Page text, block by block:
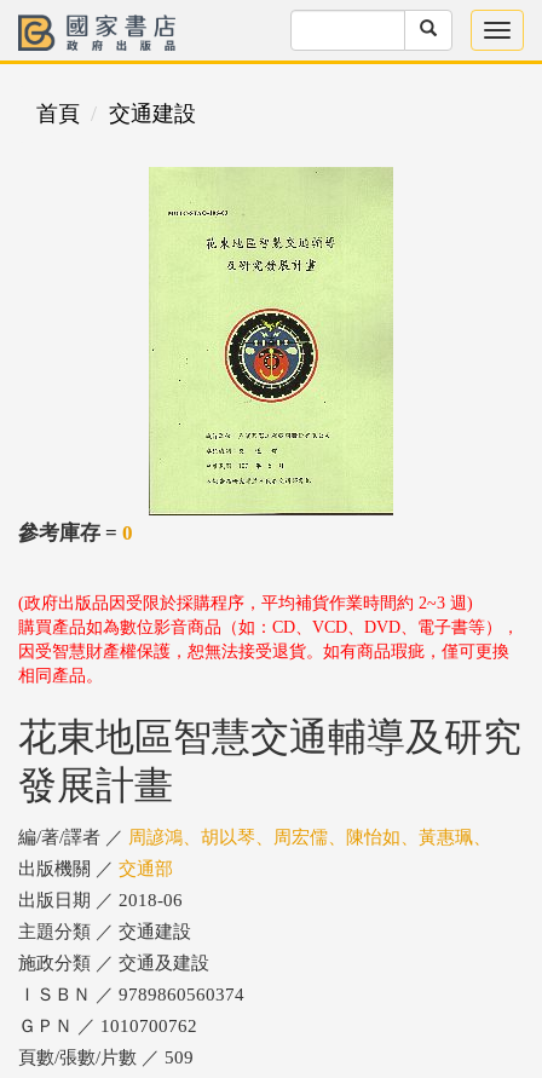
首頁 交通建設
參考庫存 = 0
(政府出版品因受限於採購程序，平均補貨作業時間約 2~3 週)
購買產品如為數位影音商品（如：CD、VCD、DVD、電子書等），
因受智慧財產權保護，恕無法接受退貨。如有商品瑕疵，僅可更換
相同產品。
花東地區智慧交通輔導及研究
發展計畫
編/著/譯者 ／ 周諺鴻、胡以琴、周宏儒、陳怡如、黃惠珮、
出版機關 ／ 交通部
出版日期 ／ 2018-06
主題分類 ／ 交通建設
施政分類 ／ 交通及建設
ＩＳＢＮ ／ 9789860560374
ＧＰＮ ／ 1010700762
頁數/張數/片數 ／ 509